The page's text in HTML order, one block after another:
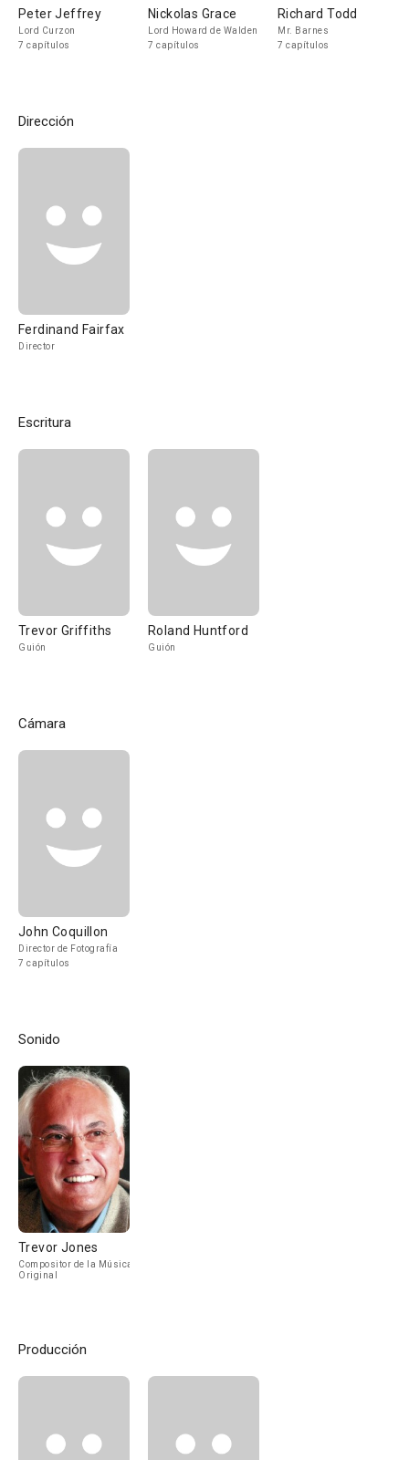
Peter Jeffrey
Lord Curzon
7 capítulos
Nickolas Grace
Lord Howard de Walden
7 capítulos
Richard Todd
Mr. Barnes
7 capítulos
Dirección
Ferdinand Fairfax
Director
Escritura
Trevor Griffiths
Guión
Roland Huntford
Guión
Cámara
John Coquillon
Director de Fotografía
7 capítulos
Sonido
Trevor Jones
Compositor de la Música
Original
Producción